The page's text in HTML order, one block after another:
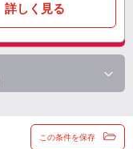
詳しく見る
この条件を保存